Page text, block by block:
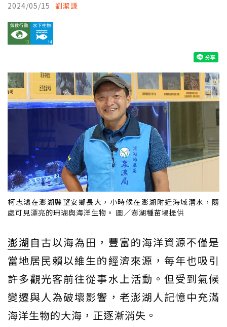
2024/05/15 劉潔謙
柯志鴻在澎湖縣望安鄉長大，小時候在澎湖附近海域潛水，隨
處可見漂亮的珊瑚與海洋生物。 圖／澎湖種苗場提供
澎湖 自古以海為田，豐富的海洋資源不僅是
當地居民賴以維生的經濟來源，每年也吸引
許多觀光客前往從事水上活動。但受到氣候
變遷與人為破壞影響，老澎湖人記憶中充滿
海洋生物的大海，正逐漸消失。